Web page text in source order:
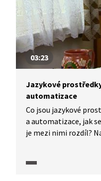
03:23
Jazykové
automatizace
Co jsou jazykové
a automatizace, jak
je mezi nimi rozdíl?